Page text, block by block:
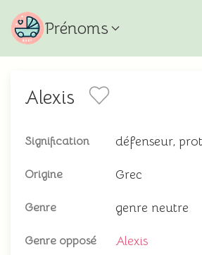
Prénoms
Alexis
Signification défenseur,
Origine Grec
Genre genre neutre
Genre opposé Alexis